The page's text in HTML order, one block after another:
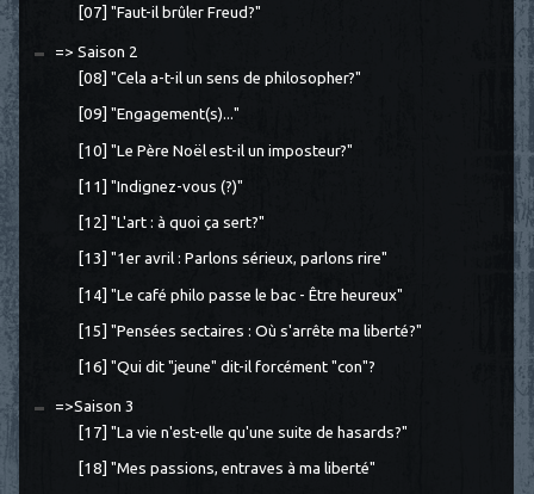
[07] "Faut-il brûler Freud?"
=> Saison 2
[08] "Cela a-t-il un sens de philosopher?"
[09] "Engagement(s)..."
[10] "Le Père Noël est-il un imposteur?"
[11] "Indignez-vous (?)"
[12] "L'art : à quoi ça sert?"
[13] "1er avril : Parlons sérieux, parlons rire"
[14] "Le café philo passe le bac - Être heureux"
[15] "Pensées sectaires : Où s'arrête ma liberté?"
[16] "Qui dit "jeune" dit-il forcément "con"?
=>Saison 3
[17] "La vie n'est-elle qu'une suite de hasards?"
[18] "Mes passions, entraves à ma liberté"